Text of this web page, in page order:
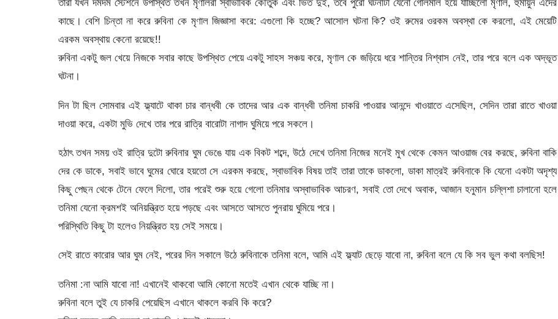
তারা যখন দমদম স্টেশনে উপস্থিত তখন মৃণালরা স্বাভাবিক কৌতুক এবং ভিত দুই, তবে পুরো ঘটনাটা যেনো গোলমাল হয়ে যাচ্ছিলো মৃণাল, হুমায়ুন এদের
কাছে। বেশি চিন্তা না করে রুবিনা কে মৃণাল জিজ্ঞাসা করে: এগুলো কি হচ্ছে? আসোল ঘটনা কি? ওই রুমের ওরকম অবস্থা কে করলো, এই মেয়েটি
এরকম অবস্থায় কেনো রয়েছে!!
রুবিনা একটু জল খেয়ে নিজকে সবার কাছে উপস্থিত পেয়ে একটু সাহস সঞ্চয় করে, মৃণাল কে জড়িয়ে ধরে শান্তির নিশ্বাস নেই, তার পরে বলে এক অদ্ভূত
ঘটনা।
দিন টা ছিল সোমবার এই ফ্ল্যাটে থাকা চার বান্ধবী কে তাদের আর এক বান্ধবী তনিমা চাকরি পাওয়ার আনন্দে খাওয়াতে এসেছিল, সেদিন তারা রাতে খাওয়া
দাওয়া করে, একটা মুভি দেখে তার পরে রাত্রি বারোটা নাগাদ ঘুমিয়ে পরে সকলে।
হঠাৎ তখন সময় ওই রাত্রি দুটো রুবিনার ঘুম ভেঙে যায় এক বিকট শব্দে, উঠে দেখে তনিমা নিজের মনেই মুখ থেকে কেমন আওয়াজ বের করছে, রুবিনা বাকি
দের কে ডাকে, সবাই ভাবে ঘুমের ঘোরে হয়তো সে এরকম করছে, স্বাভাবিক বিষয় তাই তারা তাকে ডাকলো, ডাকা মাত্রই রুবিনাকে কি যেনো একটা অদৃশ্য
কিছু পেছন থেকে টেনে ফেলে দিলো, তার পরেই শুরু হয়ে গেলো তনিমার অস্বাভাবিক আচরণ, সবাই তো দেখে অবাক, আজান হনুমান চল্লিশা চালানো হলে
তনিমা যেনো ক্রমশই অনিয়ন্ত্রিত হয়ে পড়ছে এবং আসতে আসতে পুনরায় ঘুমিয়ে পরে।
পরিস্থিতি কিছু টা হলেও নিয়ন্ত্রিত হয় সেই সময়ে।
সেই রাতে কারোর আর ঘুম নেই, পরের দিন সকালে উঠে রুবিনাকে তনিমা বলে, আমি এই ফ্ল্যাট ছেড়ে যাবো না, রুবিনা বলে যে কি সব ভুল কথা বলছিস!
তনিমা :না আমি যাবো না! এখানেই থাকবো আমি কোনো মতেই এখান থেকে যাচ্ছি না।
রুবিনা বলে তুই যে চাকরি পেয়েছিস এখানে থাকলে করবি কি করে?